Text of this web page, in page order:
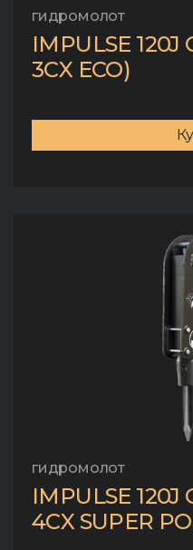
гидромолот
IMPULSE 120J
3CX ECO)
гидромолот
IMPULSE 120J
4CX SUPER